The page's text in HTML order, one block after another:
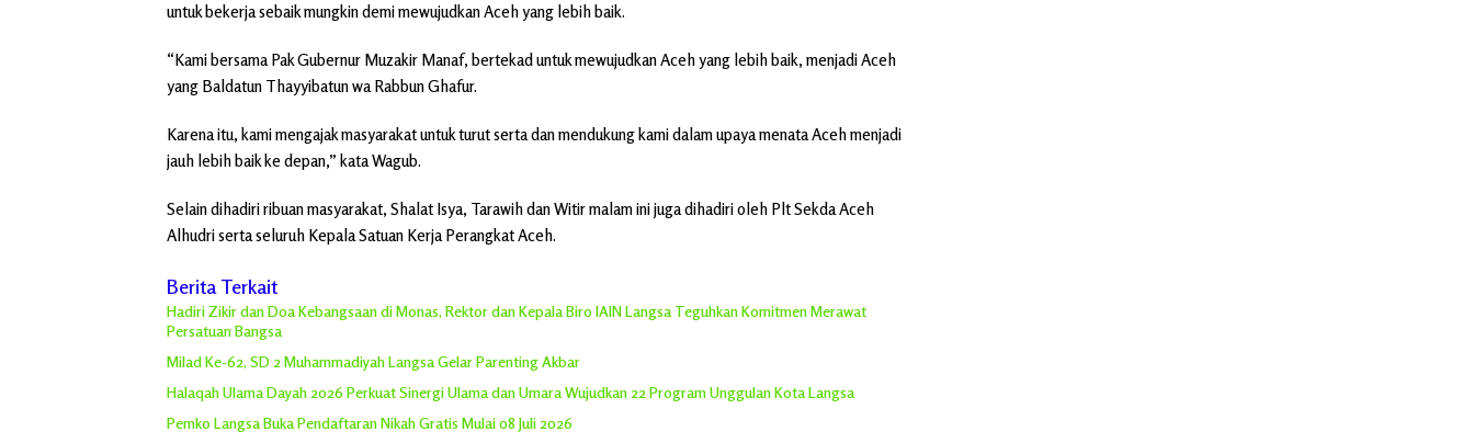
untuk bekerja sebaik mungkin demi mewujudkan Aceh yang lebih baik.
“Kami bersama Pak Gubernur Muzakir Manaf, bertekad untuk mewujudkan Aceh yang lebih baik, menjadi Aceh
yang Baldatun Thayyibatun wa Rabbun Ghafur.
Karena itu, kami mengajak masyarakat untuk turut serta dan mendukung kami dalam upaya menata Aceh menjadi
jauh lebih baik ke depan,” kata Wagub.
Selain dihadiri ribuan masyarakat, Shalat Isya, Tarawih dan Witir malam ini juga dihadiri oleh Plt Sekda Aceh
Alhudri serta seluruh Kepala Satuan Kerja Perangkat Aceh.
Berita Terkait
Hadiri Zikir dan Doa Kebangsaan di Monas, Rektor dan Kepala Biro IAIN Langsa Teguhkan Komitmen Merawat
Persatuan Bangsa
Milad Ke-62, SD 2 Muhammadiyah Langsa Gelar Parenting Akbar
Halaqah Ulama Dayah 2026 Perkuat Sinergi Ulama dan Umara Wujudkan 22 Program Unggulan Kota Langsa
Pemko Langsa Buka Pendaftaran Nikah Gratis Mulai 08 Juli 2026